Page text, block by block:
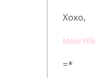
Xoxo,
MANI
=*